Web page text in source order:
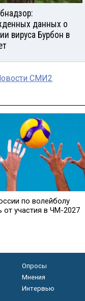
данных о
вируса Бурбон в
СМИ2
по волейболу
от участия в ЧМ-2027
Опросы
Мнения
Интервью